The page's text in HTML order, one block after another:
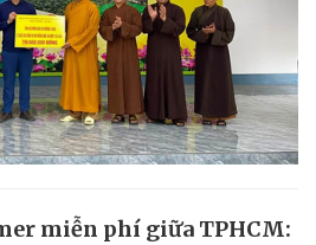
miễn phí giữa TPHCM: